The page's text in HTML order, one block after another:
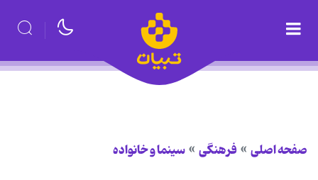
صفحه اصلی فرهنگی سینما و خانواده